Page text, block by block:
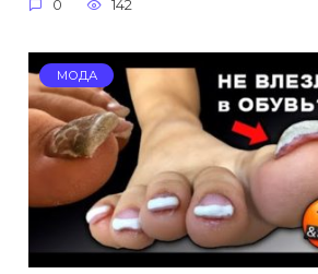
0 142
МОДА